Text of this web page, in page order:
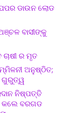
ଡାଉନ ଲୋଡ
ବାସୀଙ୍କୁ
ର ମୃତ
ଅନୁଷ୍ଠିତ;
ଗୁରୁତ୍ୱ
ନିଷ୍ପତ୍ତି
କଲେ ବରଗଡ